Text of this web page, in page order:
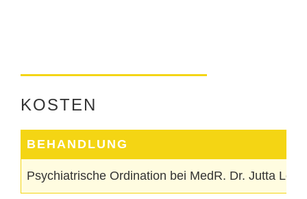
KOSTEN
BEHANDLUNG
Psychiatrische Ordination bei MedR. Dr. Jutta